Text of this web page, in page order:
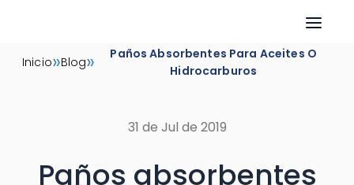
Inicio»Blog»
Paños Absorbentes Para Aceites O
Hidrocarburos
31 de Jul de 2019
Paños absorbentes